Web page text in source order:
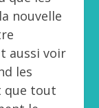
nouvelle
aussi voir
les
que tout